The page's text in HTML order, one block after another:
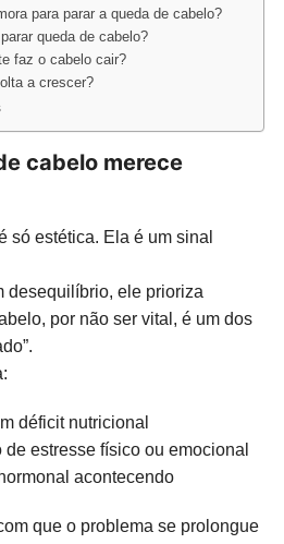
para parar a queda de cabelo?
queda de cabelo?
faz o cabelo cair?
a crescer?
cabelo merece
só estética. Ela é um sinal
desequilíbrio, ele prioriza
por não ser vital, é um dos
déficit nutricional
de estresse físico ou emocional
acontecendo
que o problema se prolongue